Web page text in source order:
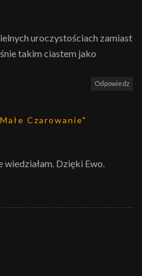
uroczystościach zamiast
takim ciastem jako
Odpowiedz
Czarowanie"
wiedziałam. Dzięki Ewo.